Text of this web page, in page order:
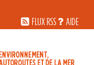
FLUX RSS
AIDE